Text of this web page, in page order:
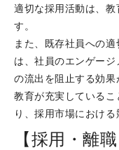
適切な採用活動は、
す。
また、既存社員への
は、社員のエンゲー
の流出を阻止する効果
教育が充実している
り、採用市場における
【採用・離